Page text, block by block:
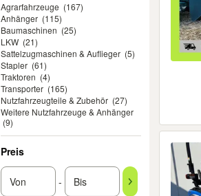
Agrarfahrzeuge (167)
Anhänger (115)
Baumaschinen (25)
LKW (21)
Sattelzugmaschinen & Auflieger (5)
Stapler (61)
Traktoren (4)
Transporter (165)
Nutzfahrzeugteile & Zubehör (27)
Weitere Nutzfahrzeuge & Anhänger
(9)
Preis
-